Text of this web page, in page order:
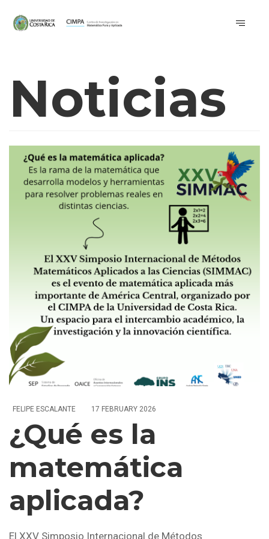
Noticias
FELIPE ESCALANTE 17 FEBRUARY 2026
¿Qué es la
matemática
aplicada?
El XXV Simposio Internacional de Métodos